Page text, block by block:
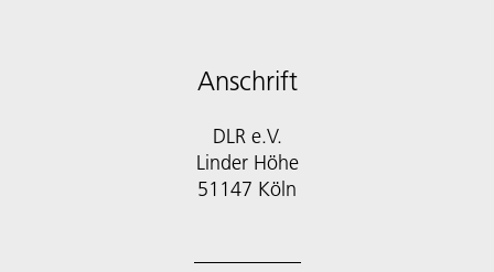
Anschrift
DLR e.V.
Linder Höhe
51147 Köln